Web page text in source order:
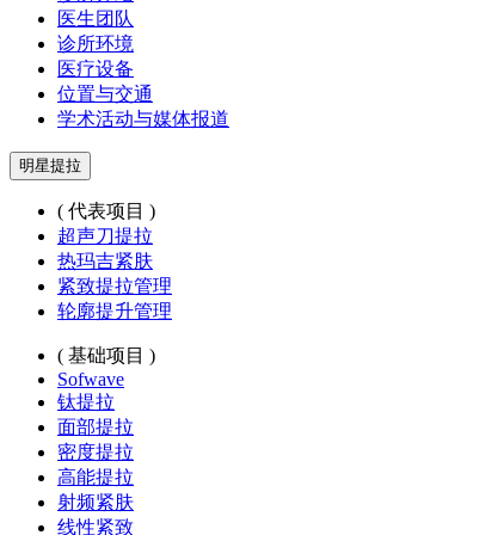
医生团队
诊所环境
医疗设备
位置与交通
学术活动与媒体报道
明星提拉
( 代表项目 )
超声刀提拉
热玛吉紧肤
紧致提拉管理
轮廓提升管理
( 基础项目 )
Sofwave
钛提拉
面部提拉
密度提拉
高能提拉
射频紧肤
线性紧致